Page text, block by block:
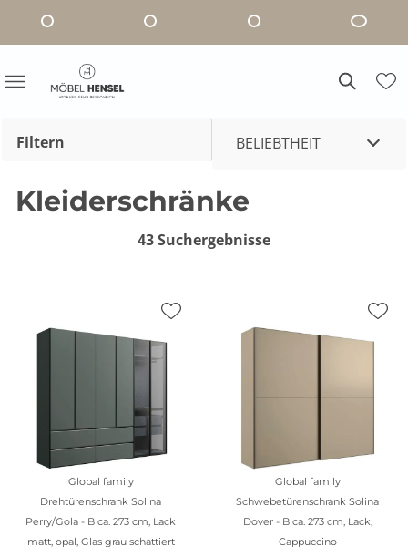
Filtern BELIEBTHEIT
Kleiderschränke
43 Suchergebnisse
Global family
Drehtürenschrank Solina
Perry/Gola - B ca. 273 cm, Lack
matt, opal, Glas grau schattiert
Global family
Schwebetürenschrank Solina
Dover - B ca. 273 cm, Lack,
Cappuccino